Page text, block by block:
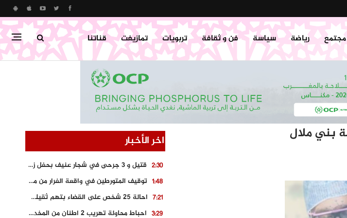
مجتمع رياضة سياسة فن و ثقافة تربويات تمازيغت قناتنا
اخر الأخبار
2:30
قتيل و 3 جرحى في شجار عنيف بحفل زفاف بسوق اليبت
1:48
توقيف المتورطين في واقعة الفرار من محطة وقود و حجز السيارة
7:21
احالة 25 شخص على القضاء بتهم ثقيلة على خلفية احداث المناطق الشمالية
3:29
احباط محاولة تهريب 2 اطنان من المخدرات بتارودانت